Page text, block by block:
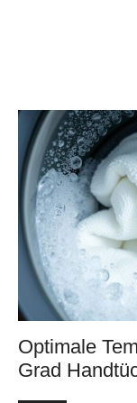
Optimale
Grad